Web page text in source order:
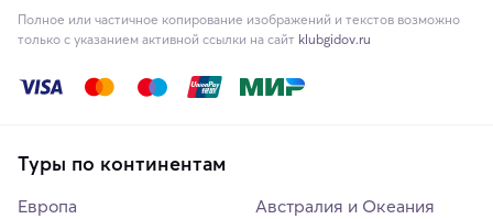
Полное или частичное копирование изображений и текстов возможно
только с указанием активной ссылки на сайт klubgidov.ru
Туры по континентам
Европа
Австралия и Океания